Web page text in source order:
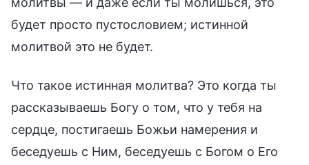
будет просто пустословием; истинной
молитвой это не будет.
Что такое истинная молитва? Это когда ты
рассказываешь Богу о том, что у тебя на
сердце, постигаешь Божьи намерения и
беседуешь с Ним, беседуешь с Богом о Его